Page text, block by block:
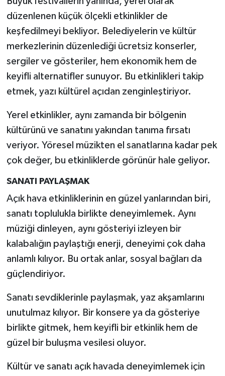
düzenlenen küçük ölçekli etkinlikler de
keşfedilmeyi bekliyor. Belediyelerin ve kültür
merkezlerinin düzenlediği ücretsiz konserler,
sergiler ve gösteriler, hem ekonomik hem de
keyifli alternatifler sunuyor. Bu etkinlikleri takip
etmek, yazı kültürel açıdan zenginleştiriyor.
Yerel etkinlikler, aynı zamanda bir bölgenin
kültürünü ve sanatını yakından tanıma fırsatı
veriyor. Yöresel müzikten el sanatlarına kadar pek
çok değer, bu etkinliklerde görünür hale geliyor.
SANATI PAYLAŞMAK
Açık hava etkinliklerinin en güzel yanlarından biri,
sanatı toplulukla birlikte deneyimlemek. Aynı
müziği dinleyen, aynı gösteriyi izleyen bir
kalabalığın paylaştığı enerji, deneyimi çok daha
anlamlı kılıyor. Bu ortak anlar, sosyal bağları da
güçlendiriyor.
Sanatı sevdiklerinle paylaşmak, yaz akşamlarını
unutulmaz kılıyor. Bir konsere ya da gösteriye
birlikte gitmek, hem keyifli bir etkinlik hem de
güzel bir buluşma vesilesi oluyor.
Kültür ve sanatı açık havada deneyimlemek için